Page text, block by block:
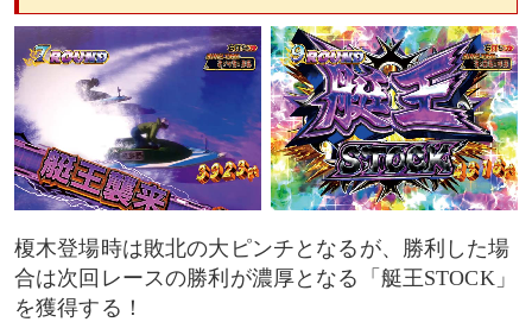
榎木登場時は敗北の大ピンチとなるが、勝利した場
合は次回レースの勝利が濃厚となる「艇王STOCK」
を獲得する！